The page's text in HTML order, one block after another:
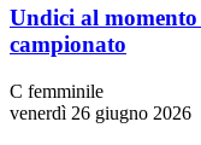
Undici al
campionato
C femminile
venerdì 26 giugno 2026